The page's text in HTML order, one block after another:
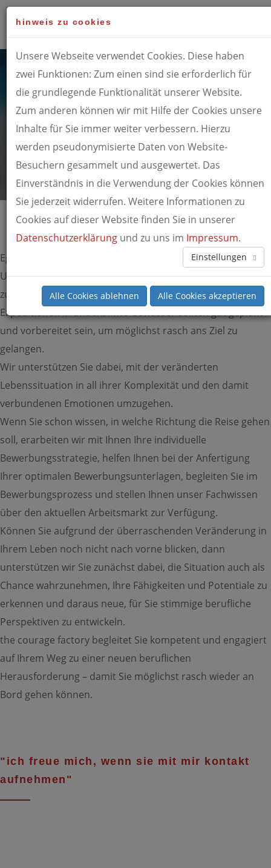
berufliche neuorientierung
Egal ob Sie gerade (unfreiwillig) von Bord Ihres alten
Unternehmens gegangen sind oder beschlossen haben,
zukünftig einen neuen beruflichen Kurs zu segeln –
Expeditionen in unbekannte Gewässer sollten gut geplant
und vorbereitet sein, um möglichst rasch ans Ziel zu
gelangen.
Wir unterstützen Sie dabei, mit der veränderten
Lebenssituation in all ihrer Komplexität und den damit
verbundenen Emotionen umzugehen.
Wenn Sie schon wissen, in welche Richtung die Reise gehen
soll, erarbeiten wir mit Ihnen Ihre individuelle
Bewerbungsstrategie, helfen Ihnen bei der Anfertigung
Ihrer optimalen Bewerbungsunterlagen, begleiten Sie im
Bewerbungsprozess und stellen Ihnen unser Fachwissen
über den aktuellen Arbeitsmarkt zur Verfügung.
Können Sie aufgrund der überraschenden Veränderung in
Ihrem Leben noch nicht nach vorne blicken, dann
unterstützen wir Sie zunächst dabei, die Situation auch als
Chance wahrzunehmen, Ihre Fähigkeiten und Potentiale zu
erkennen und daraus neue, für Sie stimmige berufliche
Perspektiven zu entwickeln.
the courage factory begleitet Sie kompetent und engagiert
auf Ihrem Weg zu einer neuen beruflichen
Herausforderung – damit Sie möglichst rasch wieder an
Bord gehen können.
"ich freue mich, wenn sie mit mir kontakt
aufnehmen"
hinweis zu cookies
Unsere Webseite verwendet Cookies. Diese haben
zwei Funktionen: Zum einen sind sie erforderlich für
die grundlegende Funktionalität unserer Website.
Zum anderen können wir mit Hilfe der Cookies unsere
Inhalte für Sie immer weiter verbessern. Hierzu
werden pseudonymisierte Daten von Website-
Besuchern gesammelt und ausgewertet. Das
Einverständnis in die Verwendung der Cookies können
Sie jederzeit widerrufen. Weitere Informationen zu
Cookies auf dieser Website finden Sie in unserer
Datenschutzerklärung und zu uns im Impressum.
Einstellungen
Alle Cookies ablehnen Alle Cookies akzeptieren